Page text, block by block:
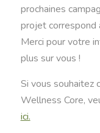
prochaines
projet correspond
Merci pour votre
plus sur vous !
Si vous souhaitez
Wellness Core,
ici.